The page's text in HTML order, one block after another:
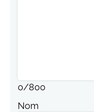
0/800
Nom